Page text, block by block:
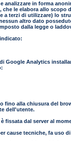
analizzare in forma
le elabora allo
a terzi di utilizzare) lo
altro dato
dalla legge o
Google Analytics
fino alla chiusura del
dell'utente.
dal server al
cause tecniche, fa uso